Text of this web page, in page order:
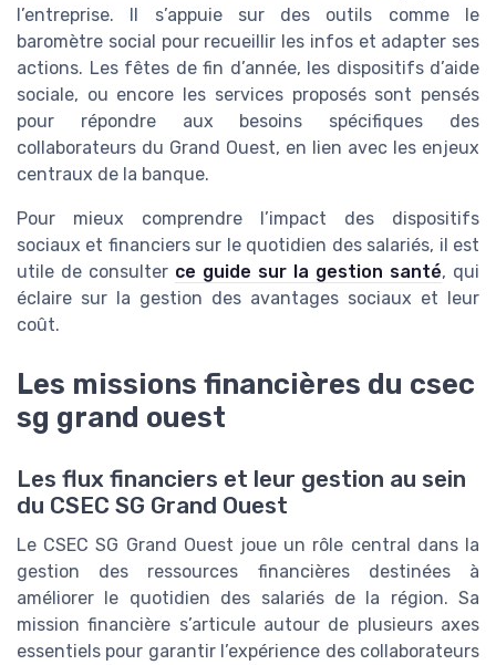
l’entreprise. Il s’appuie sur des outils comme le
baromètre social pour recueillir les infos et adapter ses
actions. Les fêtes de fin d’année, les dispositifs d’aide
sociale, ou encore les services proposés sont pensés
pour répondre aux besoins spécifiques des
collaborateurs du Grand Ouest, en lien avec les enjeux
centraux de la banque.
Pour mieux comprendre l’impact des dispositifs
sociaux et financiers sur le quotidien des salariés, il est
utile de consulter ce guide sur la gestion santé, qui
éclaire sur la gestion des avantages sociaux et leur
coût.
Les missions financières du csec
sg grand ouest
Les flux financiers et leur gestion au sein
du CSEC SG Grand Ouest
Le CSEC SG Grand Ouest joue un rôle central dans la
gestion des ressources financières destinées à
améliorer le quotidien des salariés de la région. Sa
mission financière s’articule autour de plusieurs axes
essentiels pour garantir l’expérience des collaborateurs